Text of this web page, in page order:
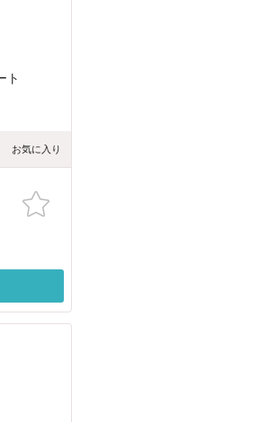
ト
お気に入り